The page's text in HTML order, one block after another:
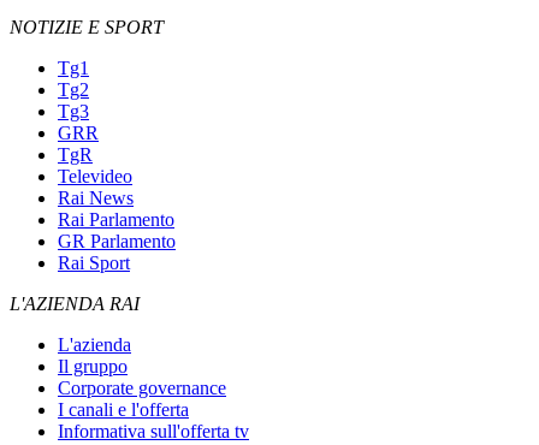
NOTIZIE E SPORT
Tg1
Tg2
Tg3
GRR
TgR
Televideo
Rai News
Rai Parlamento
GR Parlamento
Rai Sport
L'AZIENDA RAI
L'azienda
Il gruppo
Corporate governance
I canali e l'offerta
Informativa sull'offerta tv